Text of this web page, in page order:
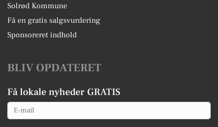
Solrød Kommune
Få en gratis salgsvurdering
Sponsoreret indhold
BLIV OPDATERET
Få lokale nyheder GRATIS
Email